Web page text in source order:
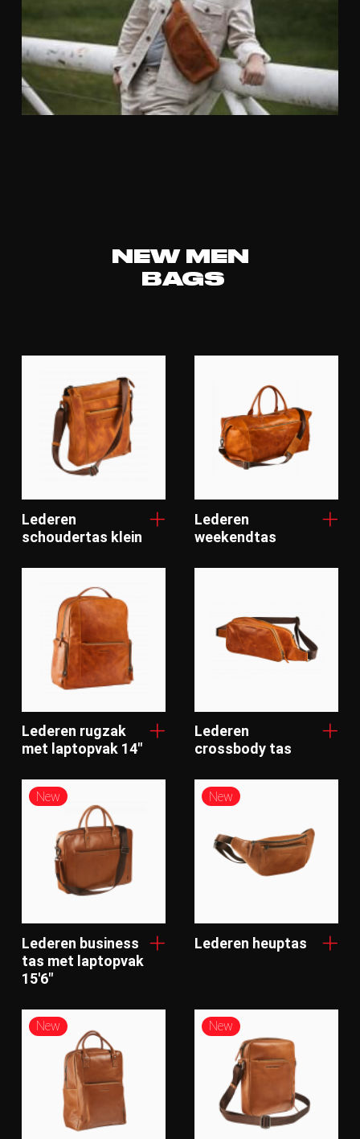
NEW MEN
BAGS
Lederen
schoudertas klein
Lederen
weekendtas
Lederen rugzak
met laptopvak 14"
Lederen
crossbody tas
New
Lederen business
tas met laptopvak
15'6"
New
Lederen heuptas
New New